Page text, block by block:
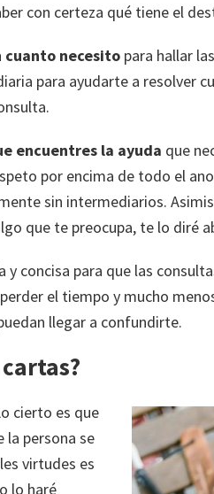
con certeza qué tiene el
cuanto necesito para hallar
para ayudarte a resolver
encuentres la ayuda que
por encima de todo el
sin intermediarios.
que te preocupa, te lo diré
concisa para que las
el tiempo y mucho
llegar a confundirte.
cierto es que
la persona se
virtudes es
lo haré